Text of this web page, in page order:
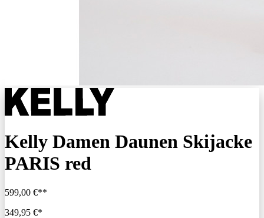
Kelly Damen Daunen Skijacke
PARIS red
599,00 €**
349,95 €*